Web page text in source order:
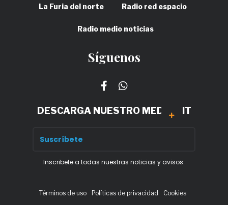
La Furia del norte Radio red espacio
Radio medio noticias
Síguenos
DESCARGA NUESTRO MEDIA KIT
Inscribete a todas nuestras noticias y avisos.
Términos de uso Políticas de privacidad Cookies